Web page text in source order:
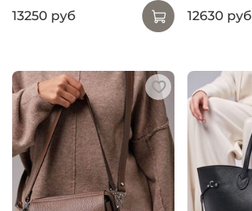
13250 руб
12630 руб